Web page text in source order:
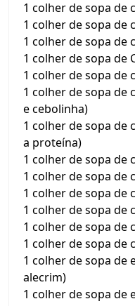
1 colher de sopa de
1 colher de sopa de
1 colher de sopa de
1 colher de sopa de
1 colher de sopa de
1 colher de sopa de
e cebolinha)
1 colher de sopa de
a proteína)
1 colher de sopa de
1 colher de sopa de
1 colher de sopa de
1 colher de sopa de
1 colher de sopa de
1 colher de sopa de
1 colher de sopa de
alecrim)
1 colher de sopa de